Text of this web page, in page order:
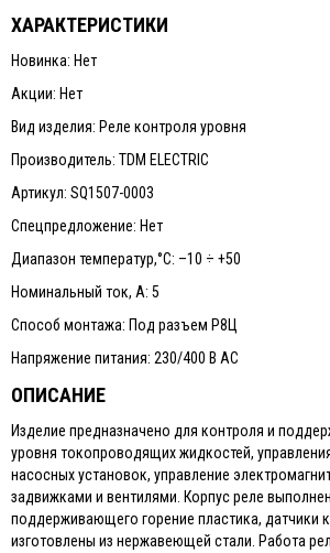
ХАРАКТЕРИСТИКИ
Новинка: Нет
Акции: Нет
Вид изделия: Реле контроля уровня
Производитель: TDM ELECTRIC
Артикул: SQ1507-0003
Спецпредложение: Нет
Диапазон температур,°С: –10 ÷ +50
Номинальный ток, А: 5
Способ монтажа: Под разъем Р8Ц
Напряжение питания: 230/400 В АС
ОПИСАНИЕ
Изделие предназначено для контроля и
уровня токопроводящих жидкостей,
насосных установок, управление
задвижками и вентилями. Корпус реле
поддерживающего горение пластика, датчики
изготовлены из нержавеющей стали. Работа